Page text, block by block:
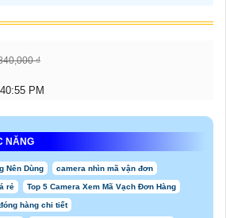
₫
PM
NĂNG
Nên Dùng camera nhìn mã vận đơn
rẻ Top 5 Camera Xem Mã Vạch Đơn Hàng
hàng chi tiết